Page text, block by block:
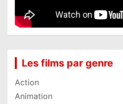
Les films par genre
Action
Animation